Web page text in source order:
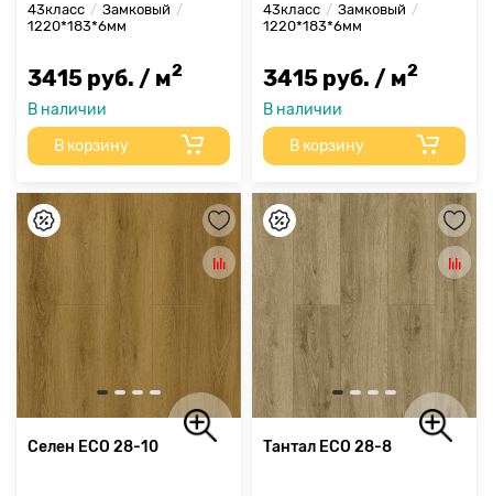
43класс
Замковый
1220*183*6мм
3415 руб. / м2
В наличии
В корзину
43класс
Замковый
1220*183*6мм
3415 руб. / м2
В наличии
В корзину
Селен ЕСО 28-10 Тантал ЕСО 28-8